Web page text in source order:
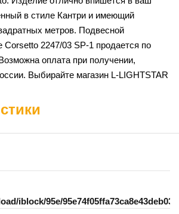
в стиле Кантри и имеющий
метров. Подвесной
Corsetto 2247/03 SP-1 продается по
оплата при получении,
Выбирайте магазин L-LIGHTSTAR
iblock/95e/